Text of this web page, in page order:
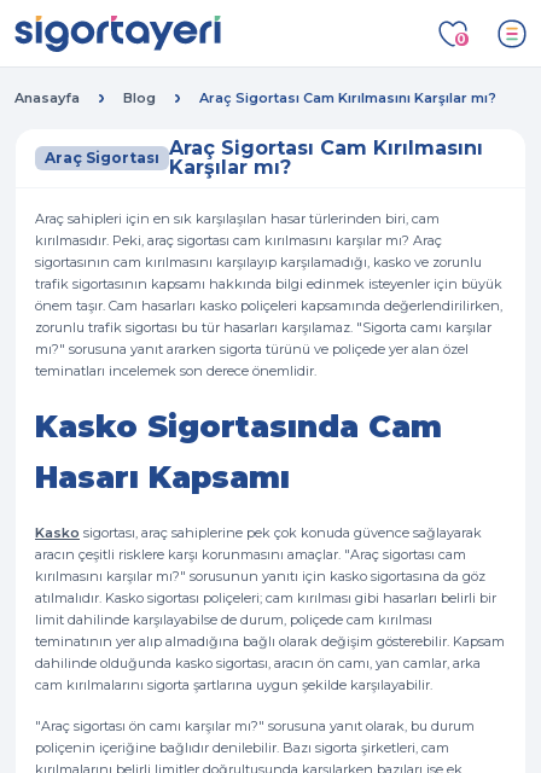
0
Anasayfa Blog Araç Sigortası Cam Kırılmasını Karşılar mı?
Araç Sigortası Araç Sigortası Cam Kırılmasını
Karşılar mı?
Araç sahipleri için en sık karşılaşılan hasar türlerinden biri, cam
kırılmasıdır. Peki, araç sigortası cam kırılmasını karşılar mı? Araç
sigortasının cam kırılmasını karşılayıp karşılamadığı, kasko ve zorunlu
trafik sigortasının kapsamı hakkında bilgi edinmek isteyenler için büyük
önem taşır. Cam hasarları kasko poliçeleri kapsamında değerlendirilirken,
zorunlu trafik sigortası bu tür hasarları karşılamaz. "Sigorta camı karşılar
mı?" sorusuna yanıt ararken sigorta türünü ve poliçede yer alan özel
teminatları incelemek son derece önemlidir.
Kasko Sigortasında Cam
Hasarı Kapsamı
Kasko sigortası, araç sahiplerine pek çok konuda güvence sağlayarak
aracın çeşitli risklere karşı korunmasını amaçlar. "Araç sigortası cam
kırılmasını karşılar mı?" sorusunun yanıtı için kasko sigortasına da göz
atılmalıdır. Kasko sigortası poliçeleri; cam kırılması gibi hasarları belirli bir
limit dahilinde karşılayabilse de durum, poliçede cam kırılması
teminatının yer alıp almadığına bağlı olarak değişim gösterebilir. Kapsam
dahilinde olduğunda kasko sigortası, aracın ön camı, yan camlar, arka
cam kırılmalarını sigorta şartlarına uygun şekilde karşılayabilir.
"Araç sigortası ön camı karşılar mı?" sorusuna yanıt olarak, bu durum
poliçenin içeriğine bağlıdır denilebilir. Bazı sigorta şirketleri, cam
kırılmalarını belirli limitler doğrultusunda karşılarken bazıları ise ek